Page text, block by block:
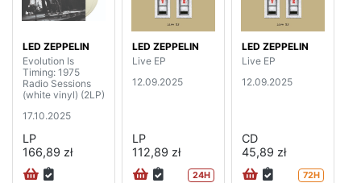
LED ZEPPELIN
Evolution Is
Timing: 1975
Radio Sessions
(white vinyl) (2LP)
17.10.2025
LP
166,89 zł
LED ZEPPELIN
Live EP
12.09.2025
LP
112,89 zł
24H
LED ZEPPELIN
Live EP
12.09.2025
CD
45,89 zł
72H